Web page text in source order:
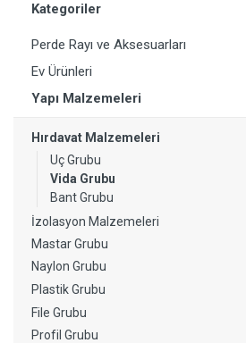
Kategoriler
Perde Rayı ve Aksesuarları
Ev Ürünleri
Yapı Malzemeleri
Hırdavat Malzemeleri
Uç Grubu
Vida Grubu
Bant Grubu
İzolasyon Malzemeleri
Mastar Grubu
Naylon Grubu
Plastik Grubu
File Grubu
Profil Grubu